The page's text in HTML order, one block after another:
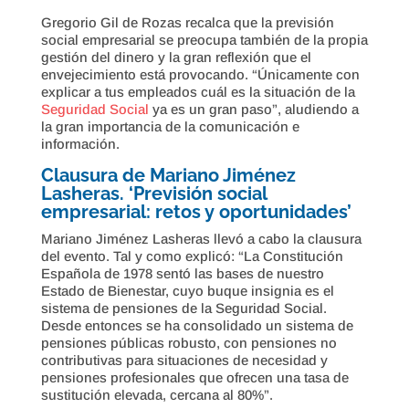
Gregorio Gil de Rozas recalca que la previsión
social empresarial se preocupa también de la propia
gestión del dinero y la gran reflexión que el
envejecimiento está provocando. “Únicamente con
explicar a tus empleados cuál es la situación de la
Seguridad Social ya es un gran paso”, aludiendo a
la gran importancia de la comunicación e
información.
Clausura de Mariano Jiménez
Lasheras. ‘Previsión social
empresarial: retos y oportunidades’
Mariano Jiménez Lasheras llevó a cabo la clausura
del evento. Tal y como explicó: “La Constitución
Española de 1978 sentó las bases de nuestro
Estado de Bienestar, cuyo buque insignia es el
sistema de pensiones de la Seguridad Social.
Desde entonces se ha consolidado un sistema de
pensiones públicas robusto, con pensiones no
contributivas para situaciones de necesidad y
pensiones profesionales que ofrecen una tasa de
sustitución elevada, cercana al 80%”.